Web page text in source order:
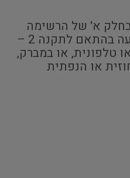
א' של הרשימה
תימסר – נוסף על ההודעה בהתאם לתקנה 2 –
טלפונית, או במברק,
או הנפתית